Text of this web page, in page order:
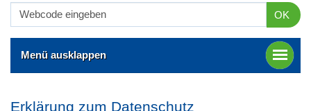
OK
Menü ausklappen
Erklärung zum Datenschutz